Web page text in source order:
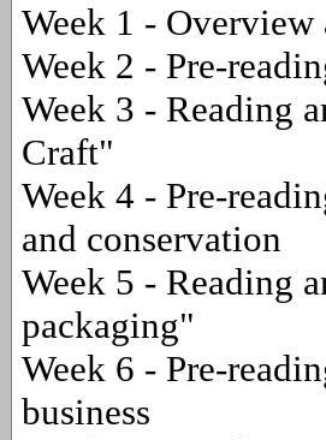
Week 1 -
Week 2 - Pre-
Week 3 - Reading
Craft"
Week 4 - Pre-
and conservation
Week 5 - Reading
packaging"
Week 6 - Pre-
business